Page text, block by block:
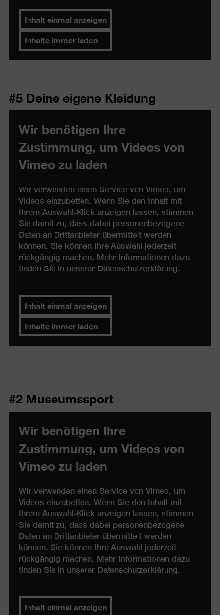
Inhalt einmal anzeigen
Inhalte immer laden
#5 Deine eigene Kleidung
Wir benötigen Ihre
Zustimmung, um Videos von
Vimeo zu laden
Wir verwenden einen Service von Vimeo, um
Videos einzubetten. Wenn Sie den Inhalt mit
Ihrem Auswahl-Klick anzeigen lassen, stimmen
Sie damit zu, dass dabei personenbezogene
Daten an Drittanbieter übermittelt werden
können. Sie können Ihre Auswahl jederzeit
rückgängig machen. Mehr Informationen dazu
finden Sie in unserer Datenschutzerklärung.
Inhalt einmal anzeigen
Inhalte immer laden
#2 Museumssport
Wir benötigen Ihre
Zustimmung, um Videos von
Vimeo zu laden
Wir verwenden einen Service von Vimeo, um
Videos einzubetten. Wenn Sie den Inhalt mit
Ihrem Auswahl-Klick anzeigen lassen, stimmen
Sie damit zu, dass dabei personenbezogene
Daten an Drittanbieter übermittelt werden
können. Sie können Ihre Auswahl jederzeit
rückgängig machen. Mehr Informationen dazu
finden Sie in unserer Datenschutzerklärung.
Inhalt einmal anzeigen